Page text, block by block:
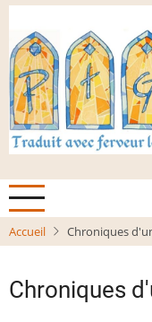
Aller
contenu
principal
Accueil Chroniques
Chroniques